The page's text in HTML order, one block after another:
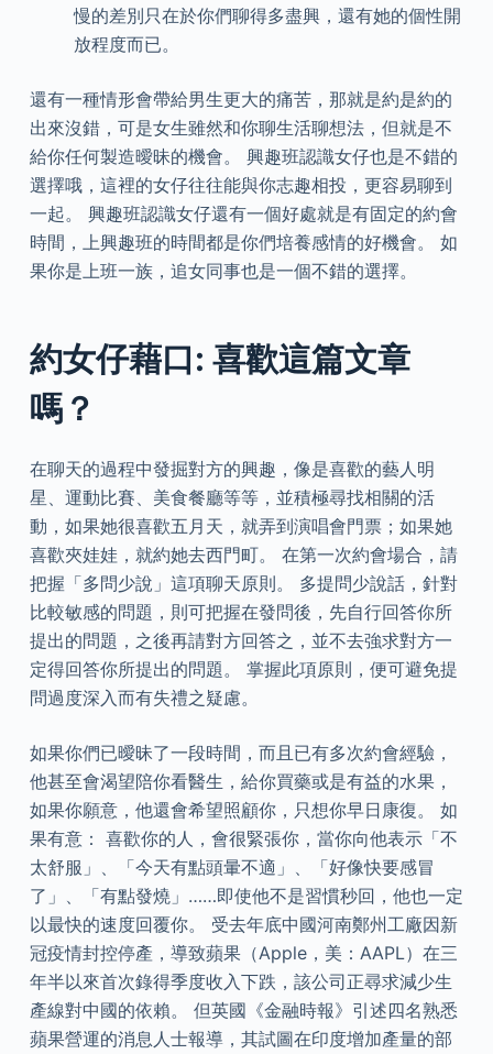
慢的差別只在於你們聊得多盡興，還有她的個性開
放程度而已。
還有一種情形會帶給男生更大的痛苦，那就是約是約的
出來沒錯，可是女生雖然和你聊生活聊想法，但就是不
給你任何製造曖昧的機會。 興趣班認識女仔也是不錯的
選擇哦，這裡的女仔往往能與你志趣相投，更容易聊到
一起。 興趣班認識女仔還有一個好處就是有固定的約會
時間，上興趣班的時間都是你們培養感情的好機會。 如
果你是上班一族，追女同事也是一個不錯的選擇。
約女仔藉口: 喜歡這篇文章
嗎？
在聊天的過程中發掘對方的興趣，像是喜歡的藝人明
星、運動比賽、美食餐廳等等，並積極尋找相關的活
動，如果她很喜歡五月天，就弄到演唱會門票；如果她
喜歡夾娃娃，就約她去西門町。 在第一次約會場合，請
把握「多問少說」這項聊天原則。 多提問少說話，針對
比較敏感的問題，則可把握在發問後，先自行回答你所
提出的問題，之後再請對方回答之，並不去強求對方一
定得回答你所提出的問題。 掌握此項原則，便可避免提
問過度深入而有失禮之疑慮。
如果你們已曖昧了一段時間，而且已有多次約會經驗，
他甚至會渴望陪你看醫生，給你買藥或是有益的水果，
如果你願意，他還會希望照顧你，只想你早日康復。 如
果有意： 喜歡你的人，會很緊張你，當你向他表示「不
太舒服」、「今天有點頭暈不適」、「好像快要感冒
了」、「有點發燒」……即使他不是習慣秒回，他也一定
以最快的速度回覆你。 受去年底中國河南鄭州工廠因新
冠疫情封控停產，導致蘋果（Apple，美：AAPL）在三
年半以來首次錄得季度收入下跌，該公司正尋求減少生
產線對中國的依賴。 但英國《金融時報》引述四名熟悉
蘋果營運的消息人士報導，其試圖在印度增加產量的部